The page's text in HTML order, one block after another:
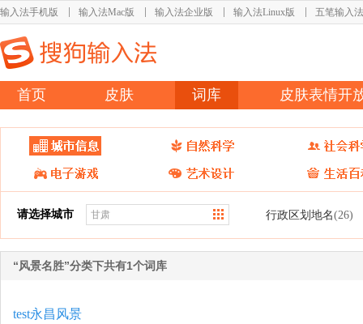
输入法手机版 输入法Mac版 输入法企业版 输入法Linux版 五笔输入法
首页 皮肤 词库 皮肤表情开
请选择城市 行政区划地名(26)
“风景名胜”分类下共有1个词库
test永昌风景